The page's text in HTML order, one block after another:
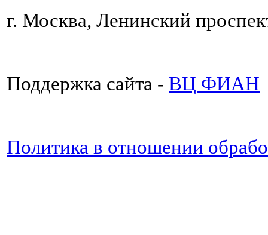
г. Москва, Ленинский
Поддержка сайта - ВЦ ФИАН
Политика в отношении